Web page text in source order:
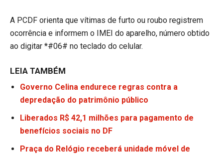
A PCDF orienta que vítimas de furto ou roubo registrem
ocorrência e informem o IMEI do aparelho, número obtido
ao digitar *#06# no teclado do celular.
LEIA TAMBÉM
Governo Celina endurece regras contra a
depredação do patrimônio público
Liberados R$ 42,1 milhões para pagamento de
benefícios sociais no DF
Praça do Relógio receberá unidade móvel de